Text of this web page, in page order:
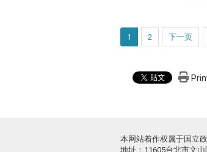
1 2 下一页
本网站着作权属于国立
地址：11605台北市文